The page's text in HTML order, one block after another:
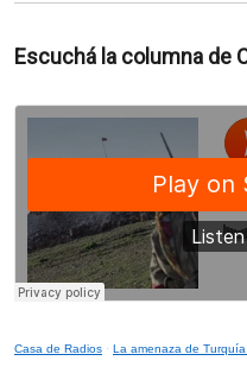
Escuchá la columna de
Casa de Radios · La amenaza de Turquía